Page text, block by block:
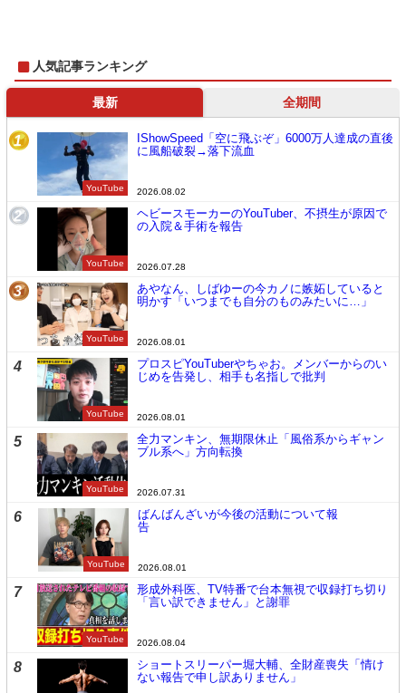
人気記事ランキング
最新 全期間
1
YouTube
IShowSpeed「空に飛ぶぞ」6000万人達成の直後
に風船破裂→落下流血
2026.08.02
2
YouTube
ヘビースモーカーのYouTuber、不摂生が原因で
の入院＆手術を報告
2026.07.28
3
YouTube
あやなん、しばゆーの今カノに嫉妬していると
明かす「いつまでも自分のものみたいに…」
2026.08.01
4
YouTube
プロスピYouTuberやちゃお。メンバーからのい
じめを告発し、相手も名指しで批判
2026.08.01
5
YouTube
全力マンキン、無期限休止「風俗系からギャン
ブル系へ」方向転換
2026.07.31
6
YouTube
ばんばんざいが今後の活動について報
告
2026.08.01
7
YouTube
形成外科医、TV特番で台本無視で収録打ち切り
「言い訳できません」と謝罪
2026.08.04
8
ショートスリーパー堀大輔、全財産喪失「情け
ない報告で申し訳ありません」